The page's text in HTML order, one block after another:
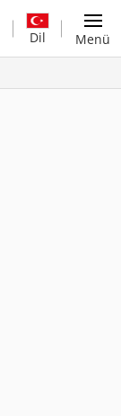
Dil Menü